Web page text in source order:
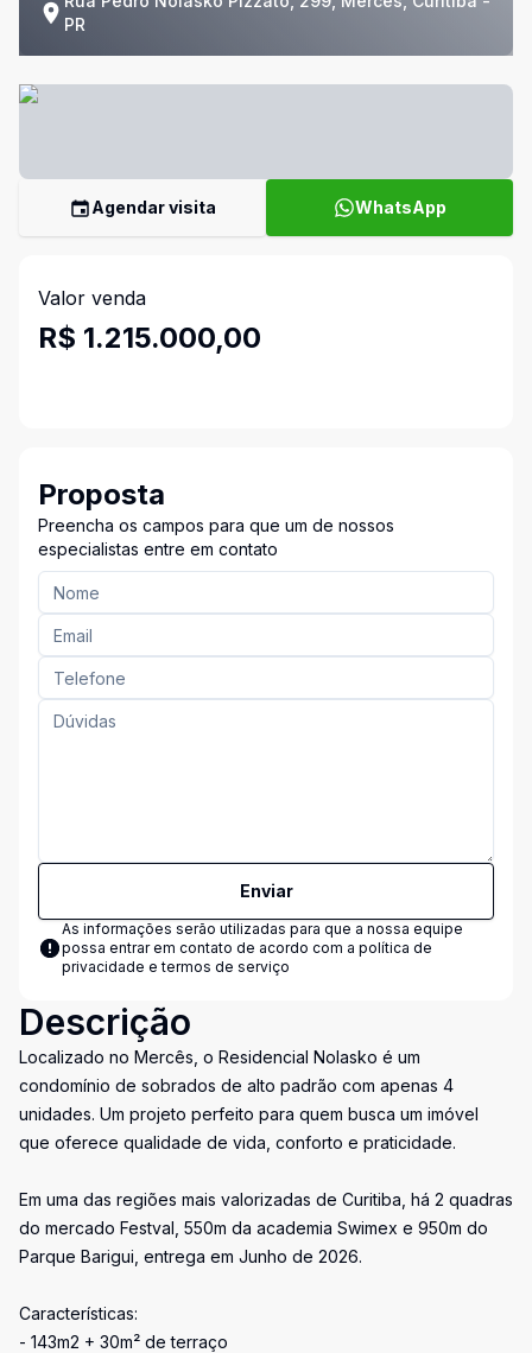
PR
Agendar visita WhatsApp
Valor venda
R$ 1.215.000,00
Proposta
Preencha os campos para que um de nossos
especialistas entre em contato
Enviar
As informações serão utilizadas para que a nossa equipe
possa entrar em contato de acordo com a política de
privacidade e termos de serviço
Descrição
Localizado no Mercês, o Residencial Nolasko é um
condomínio de sobrados de alto padrão com apenas 4
unidades. Um projeto perfeito para quem busca um imóvel
que oferece qualidade de vida, conforto e praticidade.
Em uma das regiões mais valorizadas de Curitiba, há 2 quadras
do mercado Festval, 550m da academia Swimex e 950m do
Parque Barigui, entrega em Junho de 2026.
Características:
- 143m2 + 30m² de terraço